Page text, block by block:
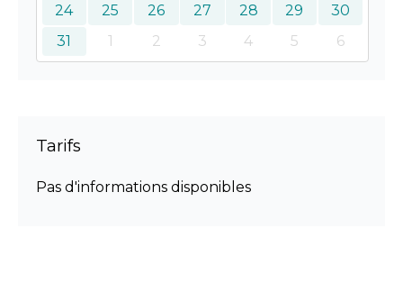
24
25 26 27 28 29
30
31
1 2 3 4 5 6
Tarifs
Pas d'informations disponibles